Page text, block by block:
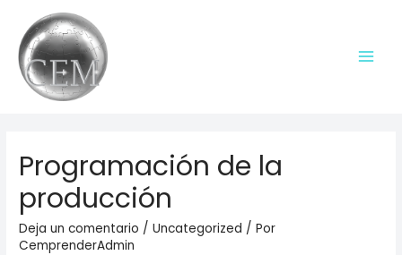
contenido
Programación de la
producción
Deja un comentario /Uncategorized / Por
CemprenderAdmin